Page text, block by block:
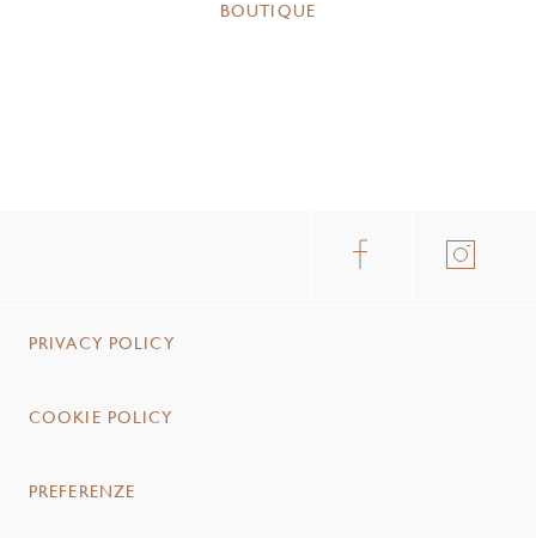
BOUTIQUE
PRIVACY POLICY
COOKIE POLICY
PREFERENZE